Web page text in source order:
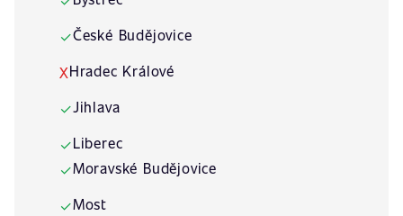
✓České Budějovice
XHradec Králové
✓Jihlava
✓Liberec
✓Moravské Budějovice
✓Most